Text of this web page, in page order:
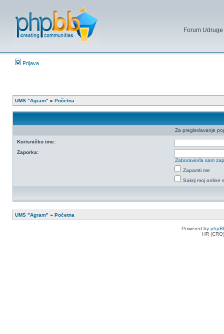
Forum
Prijava
UMS "Agram" » Početna
Za pregledavanje
Korisničko ime:
Zaporka:
Zaboravio/la sam
Zapamti me
Sakrij moj online
UMS "Agram" » Početna
Powered by
HR